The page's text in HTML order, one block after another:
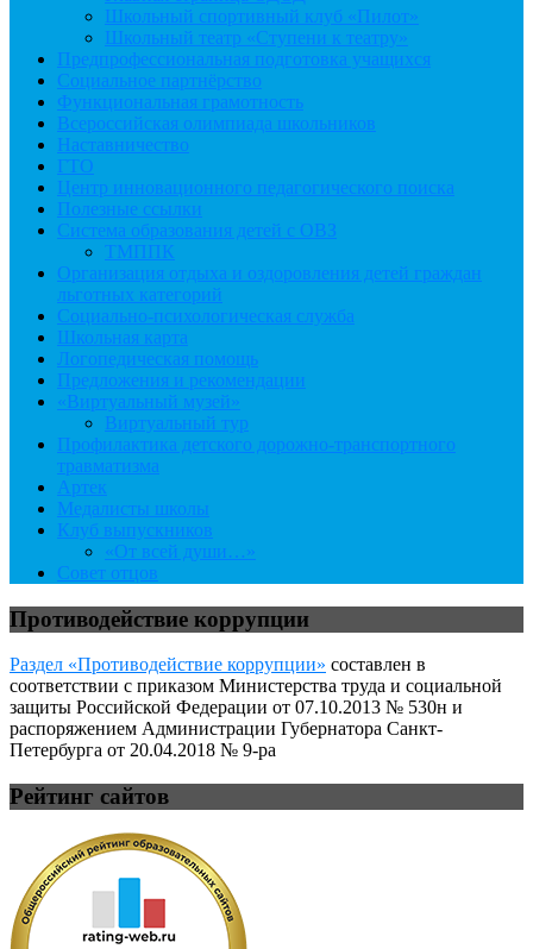
Школьный спортивный клуб «Пилот»
Школьный театр «Ступени к театру»
Предпрофессиональная подготовка учащихся
Социальное партнёрство
Функциональная грамотность
Всероссийская олимпиада школьников
Наставничество
ГТО
Центр инновационного педагогического поиска
Полезные ссылки
Система образования детей с ОВЗ
ТМППК
Организация отдыха и оздоровления детей граждан
льготных категорий
Социально-психологическая служба
Школьная карта
Логопедическая помощь
Предложения и рекомендации
«Виртуальный музей»
Виртуальный тур
Профилактика детского дорожно-транспортного
травматизма
Артек
Медалисты школы
Клуб выпускников
«От всей души…»
Совет отцов
Противодействие коррупции
Раздел «Противодействие коррупции» составлен в
соответствии с приказом Министерства труда и социальной
защиты Российской Федерации от 07.10.2013 № 530н и
распоряжением Администрации Губернатора Санкт-
Петербурга от 20.04.2018 № 9-ра
Рейтинг сайтов